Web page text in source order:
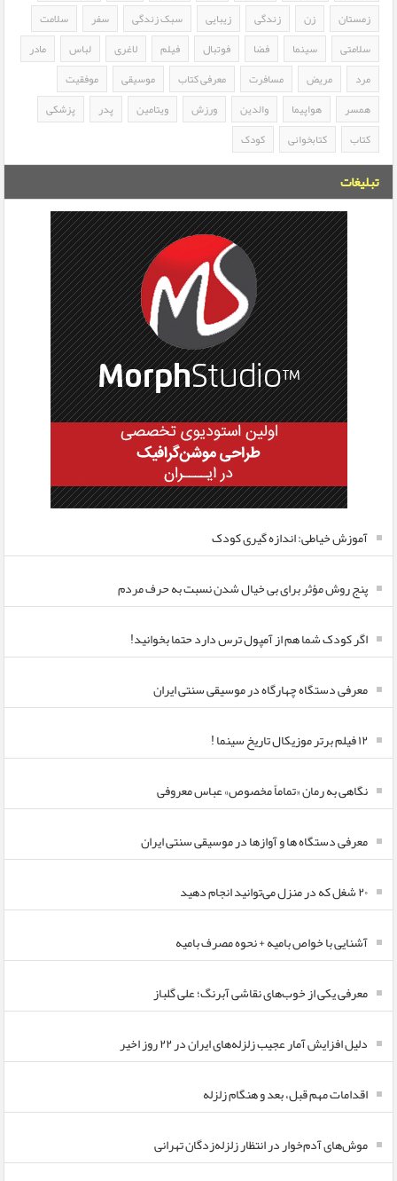
زمستان
زن زندگی زیبایی سبک زندگی سفر
سلامت
سلامتی
سینما فضا فوتبال فیلم لاغری لباس
مادر
مرد
مریض مسافرت معرفی کتاب موسیقی
موفقیت
همسر
هواپیما والدین ورزش ویتامین پدر
پزشکی
کتاب
کتابخوانی کودک
تبلیغات
آموزش خیاطی: اندازه گیری کودک
پنج روش مؤثر برای بی خیال شدن نسبت به حرف مردم
اگر کودک شما هم از آمپول ترس دارد حتما بخوانید!
معرفی دستگاه چهارگاه در موسیقی سنتی ایران
۱۲ فیلم برتر موزیکال تاریخ سینما !
نگاهی به رمان «تماماً مخصوص» عباس معروفی
معرفی دستگاه ها و آوازها در موسیقی سنتی ایران
۲۰ شغل که در منزل می‌توانید انجام دهید
آشنایی با خواص بامیه + نحوه مصرف بامیه
معرفی یکی از خوب‌های نقاشی آبرنگ؛ علی گلباز
دلیل افزایش آمار عجیب زلزله‌های ایران در ۲۲ روز اخیر
اقدامات مهم قبل، بعد و هنگام زلزله
موش‌های آدم‌خوار در انتظار زلزله‌زدگان تهرانی